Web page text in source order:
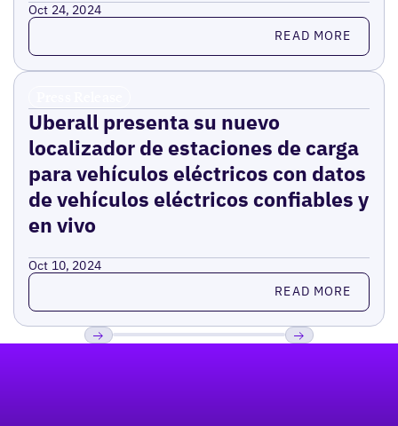
Oct 24, 2024
Read more READ MORE
Uberall presenta su nuevo
localizador de estaciones de carga
para vehículos eléctricos con datos
de vehículos eléctricos confiables y
en vivo
Oct 10, 2024
Read more READ MORE